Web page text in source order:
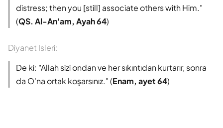
distress; then you [still] associate others with Him."
(QS. Al-An'am, Ayah 64)
Diyanet Isleri:
De ki: "Allah sizi ondan ve her sıkıntıdan kurtarır, sonra
da O'na ortak koşarsınız." (Enam, ayet 64)